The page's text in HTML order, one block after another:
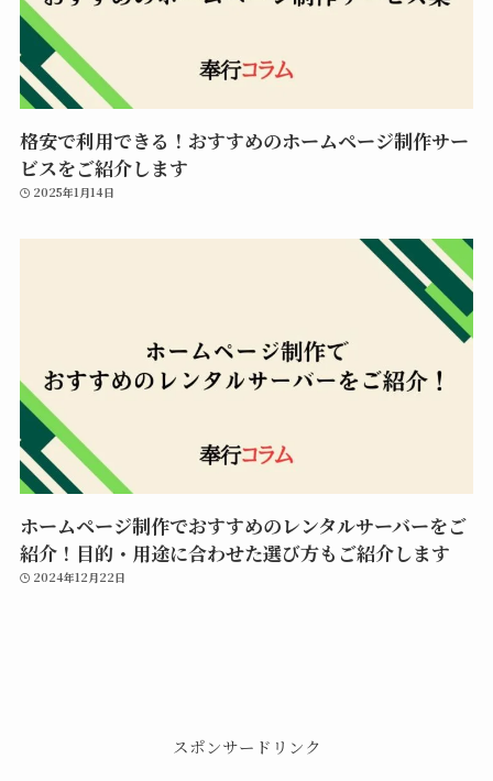
格安で利用できる！おすすめのホームページ制作サー
ビスをご紹介します
2025年1月14日
ホームページ制作でおすすめのレンタルサーバーをご
紹介！目的・用途に合わせた選び方もご紹介します
2024年12月22日
スポンサードリンク